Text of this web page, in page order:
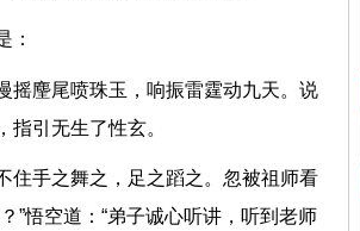
是：
摇麈尾喷珠玉，响振雷霆动九天。说
，指引无生了性玄。
住手之舞之，足之蹈之。忽被祖师看
”悟空道：“弟子诚心听讲，听到老师